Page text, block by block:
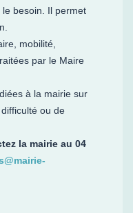
le besoin. Il permet
mobilité,
par le Maire
à la mairie sur
ou de
la mairie au 04